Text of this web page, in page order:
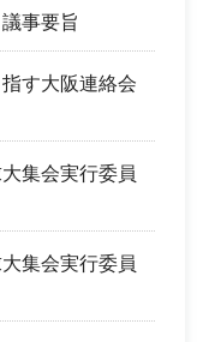
事要旨
す大阪連絡会
集会実行委員
集会実行委員